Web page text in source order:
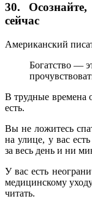
30.
сейчас
Американский
Богатство —
В трудные времена
есть.
Вы не ложитесь
на улице, у вас
за весь день и ни
У вас есть
медицинскому
читать.